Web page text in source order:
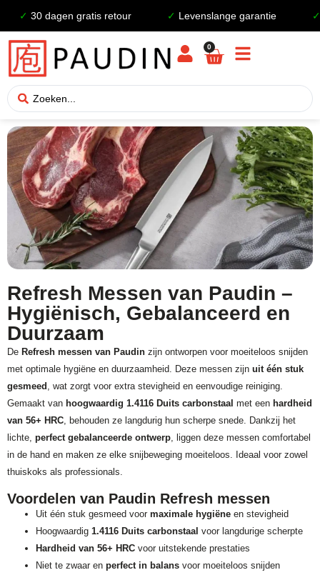
30 dagen gratis retour Levenslange garantie
0
Refresh Messen van Paudin –
Hygiënisch, Gebalanceerd en
Duurzaam
De Refresh messen van Paudin zijn ontworpen voor moeiteloos snijden
met optimale hygiëne en duurzaamheid. Deze messen zijn uit één stuk
gesmeed , wat zorgt voor extra stevigheid en eenvoudige reiniging.
Gemaakt van hoogwaardig 1.4116 Duits carbonstaal met een hardheid
van 56+ HRC, behouden ze langdurig hun scherpe snede. Dankzij het
lichte, perfect gebalanceerde ontwerp, liggen deze messen comfortabel
in de hand en maken ze elke snijbeweging moeiteloos. Ideaal voor zowel
thuiskoks als professionals.
Voordelen van Paudin Refresh messen
Uit één stuk gesmeed voor maximale hygiëne en stevigheid
Hoogwaardig 1.4116 Duits carbonstaal voor langdurige scherpte
Hardheid van 56+ HRC voor uitstekende prestaties
Niet te zwaar en perfect in balans voor moeiteloos snijden